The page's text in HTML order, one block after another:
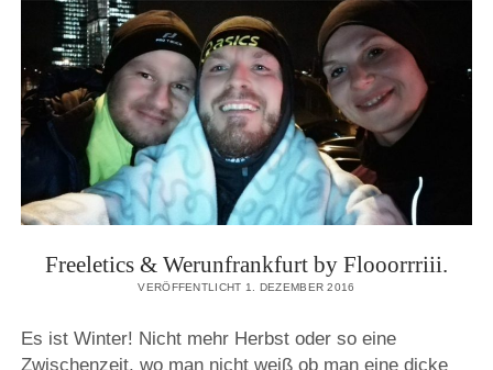
RUN
Freeletics & Werunfrankfurt by Flooorrriii.
VERÖFFENTLICHT 1. DEZEMBER 2016
Es ist Winter! Nicht mehr Herbst oder so eine
Zwischenzeit, wo man nicht weiß ob man eine dicke